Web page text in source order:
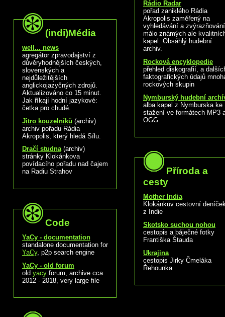
(indi)Média
well... news
agregátor zpravodajství z
důvěryhodnějších českých,
slovenských a
nejdůležitějších
anglickojazyčných zdrojů.
Aktualizováno co 15 minut.
Jak říkají hodní jazykové:
četka pro chudé.
Jitro kouzelníků (archiv)
archiv pořadu Rádia
Akropolis, který hledá Sílu.
Dračí studna(archiv)
stránky Klokánkova
povídacího pořadu nad čajem
na Radiu Strahov
Code
YaCy - documentation
standalone documentation for
YaCy, p2p search engine
YaCy - old forum
old yacy forum, archive cca
2012 - 2018, very large file
Rádio Radar
pořad zaniklého Rádia
Akropolis zaměřený na
vyhledávání a zvýrazňování
málo známých ale
kapel. Obsáhlý hudební
archiv.
Rocková encyklopedie
přehled diskografií, a
faktografických údajů
rockových skupin
Nymburský hudební
alba kapel z Nymburska ke
stažení ve formátech MP3
OGG
Příroda a
cesty
Mother India
Klokánkův cestovní
z Indie
Skotsko suchou nohou
cestopis a báječné fotky
Františka Štauda
Ukrajina
cestopis Jirky Čmeláka
Řehounka